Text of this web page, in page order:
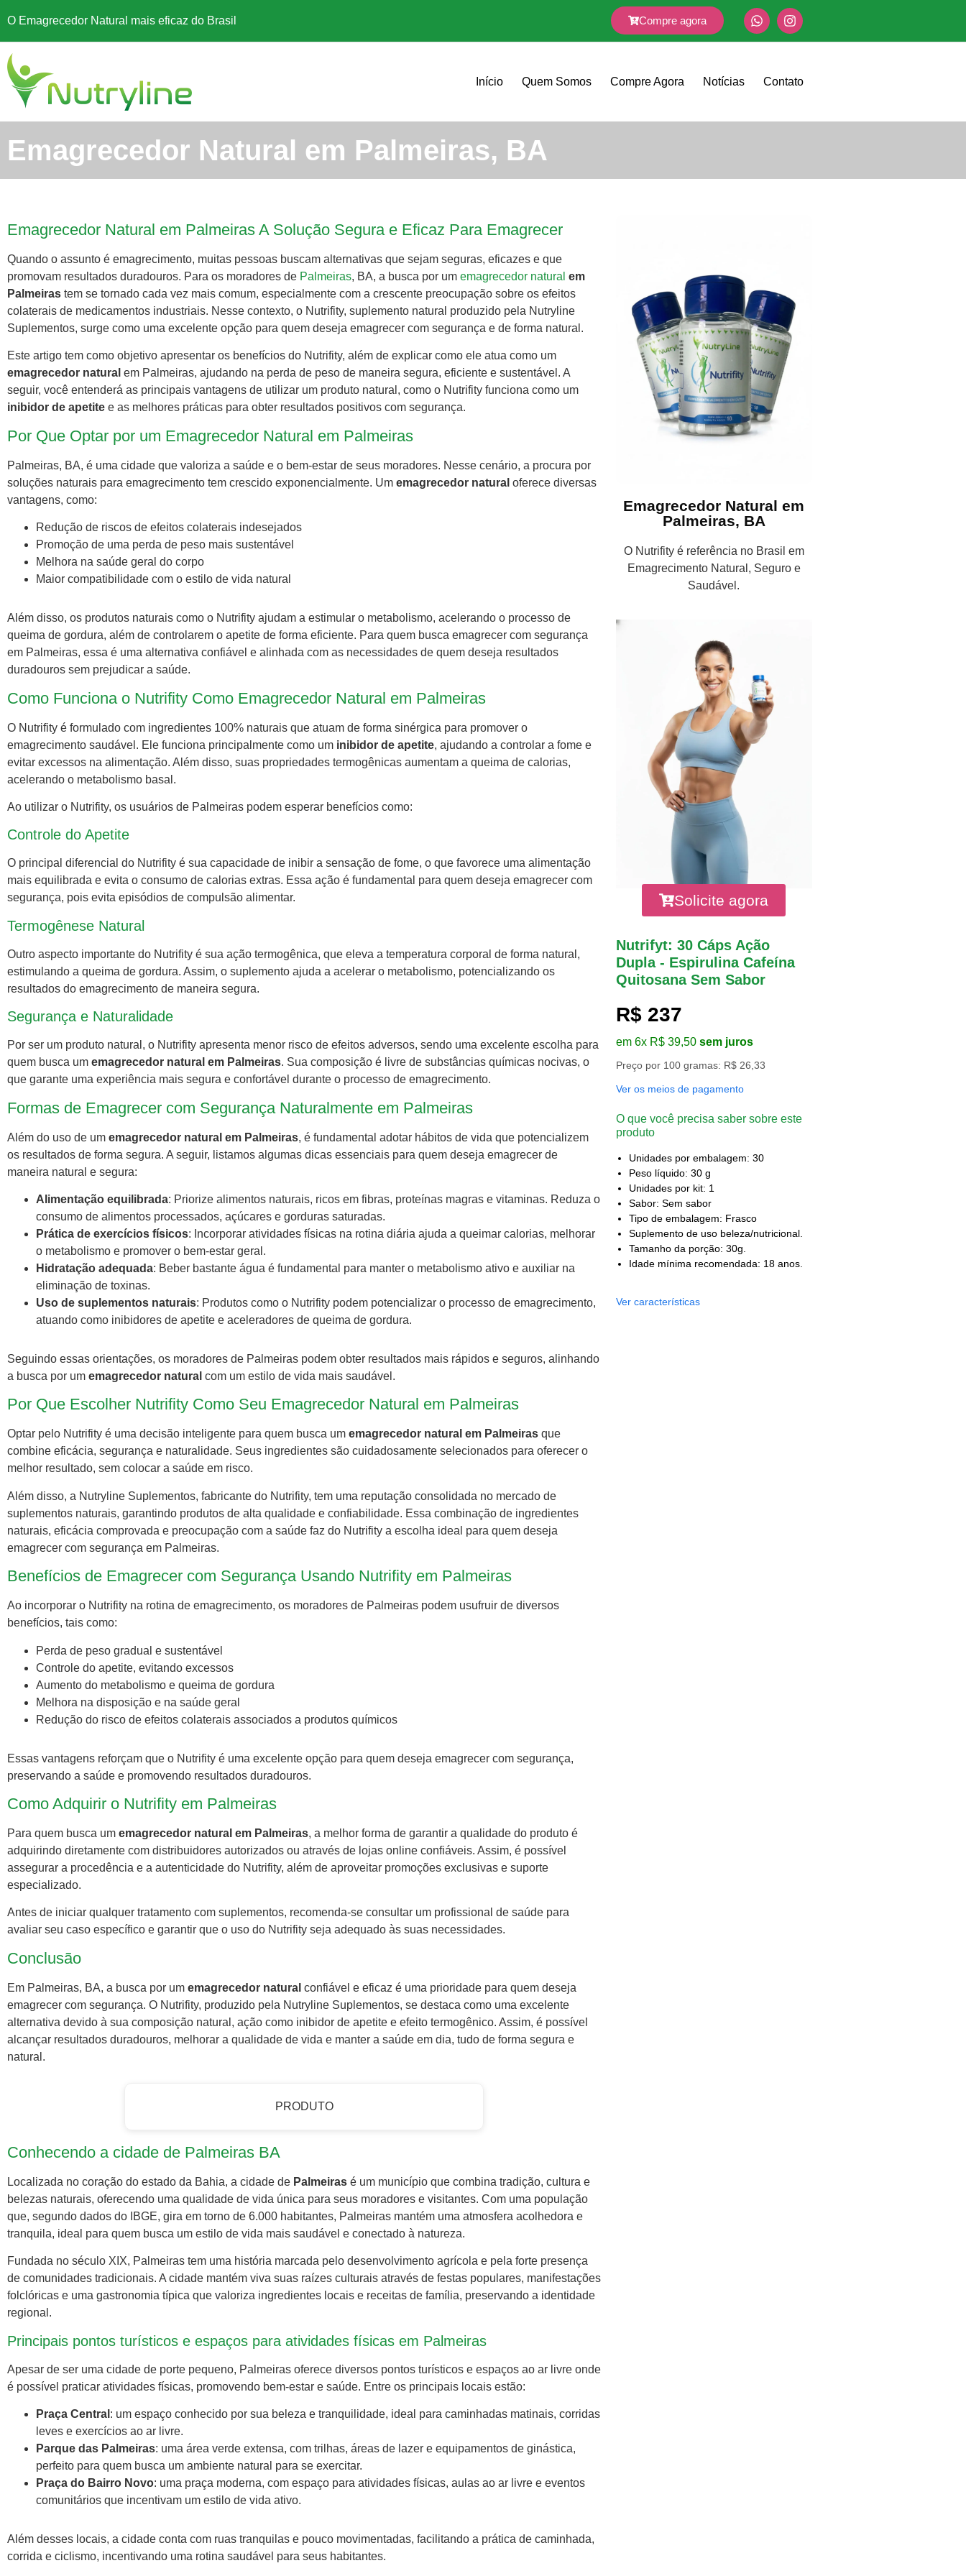
O Emagrecedor Natural mais eficaz do Brasil Compre agora
Início Quem Somos Compre Agora Notícias Contato
Emagrecedor Natural em Palmeiras, BA
Emagrecedor Natural em Palmeiras A Solução Segura e Eficaz Para Emagrecer
Quando o assunto é emagrecimento, muitas pessoas buscam alternativas que sejam seguras, eficazes e que
promovam resultados duradouros. Para os moradores de Palmeiras, BA, a busca por um emagrecedor natural em
Palmeiras tem se tornado cada vez mais comum, especialmente com a crescente preocupação sobre os efeitos
colaterais de medicamentos industriais. Nesse contexto, o Nutrifity, suplemento natural produzido pela Nutryline
Suplementos, surge como uma excelente opção para quem deseja emagrecer com segurança e de forma natural.
Este artigo tem como objetivo apresentar os benefícios do Nutrifity, além de explicar como ele atua como um
emagrecedor natural em Palmeiras, ajudando na perda de peso de maneira segura, eficiente e sustentável. A
seguir, você entenderá as principais vantagens de utilizar um produto natural, como o Nutrifity funciona como um
inibidor de apetite e as melhores práticas para obter resultados positivos com segurança.
Por Que Optar por um Emagrecedor Natural em Palmeiras
Palmeiras, BA, é uma cidade que valoriza a saúde e o bem-estar de seus moradores. Nesse cenário, a procura por
soluções naturais para emagrecimento tem crescido exponencialmente. Um emagrecedor natural oferece diversas
vantagens, como:
Redução de riscos de efeitos colaterais indesejados
Promoção de uma perda de peso mais sustentável
Melhora na saúde geral do corpo
Maior compatibilidade com o estilo de vida natural
Além disso, os produtos naturais como o Nutrifity ajudam a estimular o metabolismo, acelerando o processo de
queima de gordura, além de controlarem o apetite de forma eficiente. Para quem busca emagrecer com segurança
em Palmeiras, essa é uma alternativa confiável e alinhada com as necessidades de quem deseja resultados
duradouros sem prejudicar a saúde.
Como Funciona o Nutrifity Como Emagrecedor Natural em Palmeiras
O Nutrifity é formulado com ingredientes 100% naturais que atuam de forma sinérgica para promover o
emagrecimento saudável. Ele funciona principalmente como um inibidor de apetite, ajudando a controlar a fome e
evitar excessos na alimentação. Além disso, suas propriedades termogênicas aumentam a queima de calorias,
acelerando o metabolismo basal.
Ao utilizar o Nutrifity, os usuários de Palmeiras podem esperar benefícios como:
Controle do Apetite
O principal diferencial do Nutrifity é sua capacidade de inibir a sensação de fome, o que favorece uma alimentação
mais equilibrada e evita o consumo de calorias extras. Essa ação é fundamental para quem deseja emagrecer com
segurança, pois evita episódios de compulsão alimentar.
Termogênese Natural
Outro aspecto importante do Nutrifity é sua ação termogênica, que eleva a temperatura corporal de forma natural,
estimulando a queima de gordura. Assim, o suplemento ajuda a acelerar o metabolismo, potencializando os
resultados do emagrecimento de maneira segura.
Segurança e Naturalidade
Por ser um produto natural, o Nutrifity apresenta menor risco de efeitos adversos, sendo uma excelente escolha para
quem busca um emagrecedor natural em Palmeiras. Sua composição é livre de substâncias químicas nocivas, o
que garante uma experiência mais segura e confortável durante o processo de emagrecimento.
Formas de Emagrecer com Segurança Naturalmente em Palmeiras
Além do uso de um emagrecedor natural em Palmeiras, é fundamental adotar hábitos de vida que potencializem
os resultados de forma segura. A seguir, listamos algumas dicas essenciais para quem deseja emagrecer de
maneira natural e segura:
Alimentação equilibrada: Priorize alimentos naturais, ricos em fibras, proteínas magras e vitaminas. Reduza o
consumo de alimentos processados, açúcares e gorduras saturadas.
Prática de exercícios físicos: Incorporar atividades físicas na rotina diária ajuda a queimar calorias, melhorar
o metabolismo e promover o bem-estar geral.
Hidratação adequada: Beber bastante água é fundamental para manter o metabolismo ativo e auxiliar na
eliminação de toxinas.
Uso de suplementos naturais: Produtos como o Nutrifity podem potencializar o processo de emagrecimento,
atuando como inibidores de apetite e aceleradores de queima de gordura.
Seguindo essas orientações, os moradores de Palmeiras podem obter resultados mais rápidos e seguros, alinhando
a busca por um emagrecedor natural com um estilo de vida mais saudável.
Por Que Escolher Nutrifity Como Seu Emagrecedor Natural em Palmeiras
Optar pelo Nutrifity é uma decisão inteligente para quem busca um emagrecedor natural em Palmeiras que
combine eficácia, segurança e naturalidade. Seus ingredientes são cuidadosamente selecionados para oferecer o
melhor resultado, sem colocar a saúde em risco.
Além disso, a Nutryline Suplementos, fabricante do Nutrifity, tem uma reputação consolidada no mercado de
suplementos naturais, garantindo produtos de alta qualidade e confiabilidade. Essa combinação de ingredientes
naturais, eficácia comprovada e preocupação com a saúde faz do Nutrifity a escolha ideal para quem deseja
emagrecer com segurança em Palmeiras.
Benefícios de Emagrecer com Segurança Usando Nutrifity em Palmeiras
Ao incorporar o Nutrifity na rotina de emagrecimento, os moradores de Palmeiras podem usufruir de diversos
benefícios, tais como:
Perda de peso gradual e sustentável
Controle do apetite, evitando excessos
Aumento do metabolismo e queima de gordura
Melhora na disposição e na saúde geral
Redução do risco de efeitos colaterais associados a produtos químicos
Essas vantagens reforçam que o Nutrifity é uma excelente opção para quem deseja emagrecer com segurança,
preservando a saúde e promovendo resultados duradouros.
Como Adquirir o Nutrifity em Palmeiras
Para quem busca um emagrecedor natural em Palmeiras, a melhor forma de garantir a qualidade do produto é
adquirindo diretamente com distribuidores autorizados ou através de lojas online confiáveis. Assim, é possível
assegurar a procedência e a autenticidade do Nutrifity, além de aproveitar promoções exclusivas e suporte
especializado.
Antes de iniciar qualquer tratamento com suplementos, recomenda-se consultar um profissional de saúde para
avaliar seu caso específico e garantir que o uso do Nutrifity seja adequado às suas necessidades.
Conclusão
Em Palmeiras, BA, a busca por um emagrecedor natural confiável e eficaz é uma prioridade para quem deseja
emagrecer com segurança. O Nutrifity, produzido pela Nutryline Suplementos, se destaca como uma excelente
alternativa devido à sua composição natural, ação como inibidor de apetite e efeito termogênico. Assim, é possível
alcançar resultados duradouros, melhorar a qualidade de vida e manter a saúde em dia, tudo de forma segura e
natural.
PRODUTO
Conhecendo a cidade de Palmeiras BA
Localizada no coração do estado da Bahia, a cidade de Palmeiras é um município que combina tradição, cultura e
belezas naturais, oferecendo uma qualidade de vida única para seus moradores e visitantes. Com uma população
que, segundo dados do IBGE, gira em torno de 6.000 habitantes, Palmeiras mantém uma atmosfera acolhedora e
tranquila, ideal para quem busca um estilo de vida mais saudável e conectado à natureza.
Fundada no século XIX, Palmeiras tem uma história marcada pelo desenvolvimento agrícola e pela forte presença
de comunidades tradicionais. A cidade mantém viva suas raízes culturais através de festas populares, manifestações
folclóricas e uma gastronomia típica que valoriza ingredientes locais e receitas de família, preservando a identidade
regional.
Principais pontos turísticos e espaços para atividades físicas em Palmeiras
Apesar de ser uma cidade de porte pequeno, Palmeiras oferece diversos pontos turísticos e espaços ao ar livre onde
é possível praticar atividades físicas, promovendo bem-estar e saúde. Entre os principais locais estão:
Praça Central : um espaço conhecido por sua beleza e tranquilidade, ideal para caminhadas matinais, corridas
leves e exercícios ao ar livre.
Parque das Palmeiras: uma área verde extensa, com trilhas, áreas de lazer e equipamentos de ginástica,
perfeito para quem busca um ambiente natural para se exercitar.
Praça do Bairro Novo: uma praça moderna, com espaço para atividades físicas, aulas ao ar livre e eventos
comunitários que incentivam um estilo de vida ativo.
Além desses locais, a cidade conta com ruas tranquilas e pouco movimentadas, facilitando a prática de caminhada,
corrida e ciclismo, incentivando uma rotina saudável para seus habitantes.
Emagrecedor Natural em
Palmeiras, BA
O Nutrifity é referência no Brasil em
Emagrecimento Natural, Seguro e
Saudável.
Solicite agora
Nutrifyt: 30 Cáps Ação
Dupla - Espirulina Cafeína
Quitosana Sem Sabor
R$ 237
em 6x R$ 39,50 sem juros
Preço por 100 gramas: R$ 26,33
Ver os meios de pagamento
O que você precisa saber sobre este
produto
Unidades por embalagem: 30
Peso líquido: 30 g
Unidades por kit: 1
Sabor: Sem sabor
Tipo de embalagem: Frasco
Suplemento de uso beleza/nutricional.
Tamanho da porção: 30g.
Idade mínima recomendada: 18 anos.
Ver características